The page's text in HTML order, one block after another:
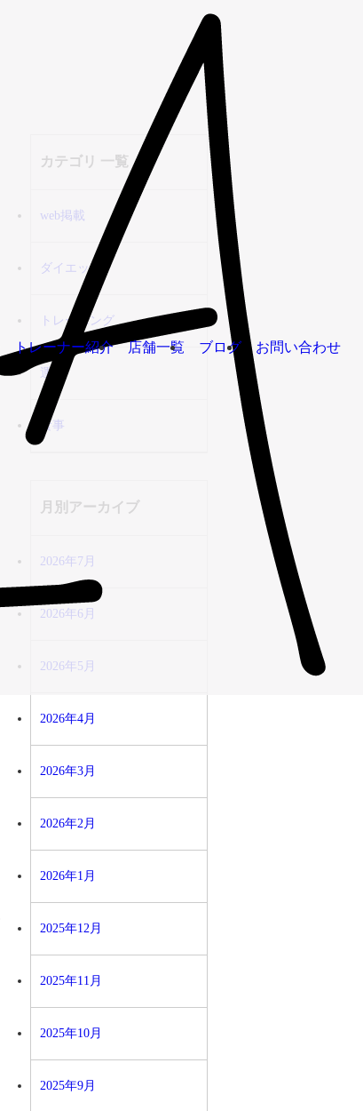
トレーナー紹介 店舗一覧 ブログ お問い合わせ
カテゴリ 一覧
web掲載
ダイエット
トレーニング
運動
食事
月別アーカイブ
2026年7月
2026年6月
2026年5月
2026年4月
2026年3月
2026年2月
2026年1月
2025年12月
2025年11月
2025年10月
2025年9月